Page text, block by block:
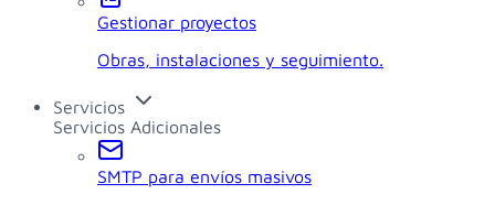
Gestionar proyectos
Obras, instalaciones y seguimiento.
Servicios
Servicios Adicionales
SMTP para envíos masivos